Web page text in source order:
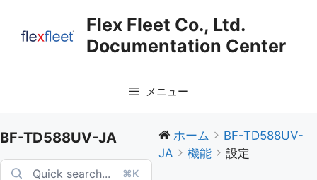
キ
プ
Flex Fleet Co., Ltd.
Documentation Center
メニュー
BF-TD588UV-JA
⌘K
ホーム
BF-TD588UV-
JA
機能 設定